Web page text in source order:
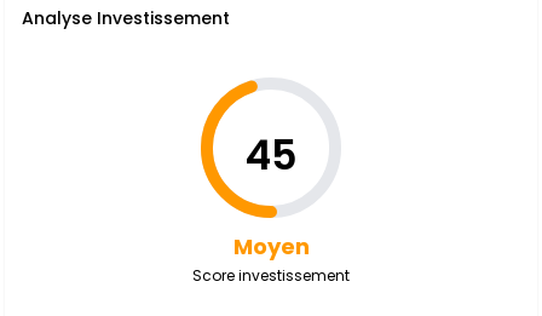
Analyse Investissement
45
Moyen
Score investissement